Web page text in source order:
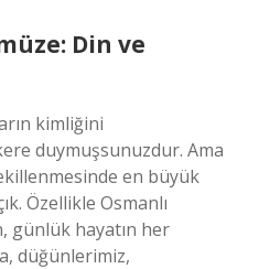
Din ve
kimliğini
duymuşsunuzdur. Ama
en büyük
Özellikle Osmanlı
günlük hayatın her
düğünlerimiz,